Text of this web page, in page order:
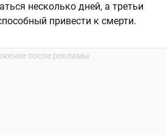
несколько дней, а третьи
привести к смерти.